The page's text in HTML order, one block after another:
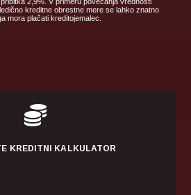
kreditne obrestne mere se lahko znatno
mora plačati kreditojemalec.

KREDITNI KALKULATOR